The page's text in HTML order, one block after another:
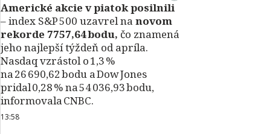
Americké akcie v piatok posilnili
– index S&P 500 uzavrel na novom
rekorde 7757,64 bodu, čo znamená
jeho najlepší týždeň od apríla.
Nasdaq vzrástol o 1,3 %
na 26 690,62 bodu a Dow Jones
pridal 0,28 % na 54 036,93 bodu,
informovala CNBC.
13:58